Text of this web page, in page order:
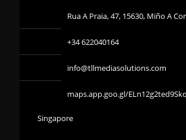
Rua A Praia, 47, 15630, Miño A
+34 622040164
info@tllmediasolutions.com
maps.app.goo.gl/
Singapore